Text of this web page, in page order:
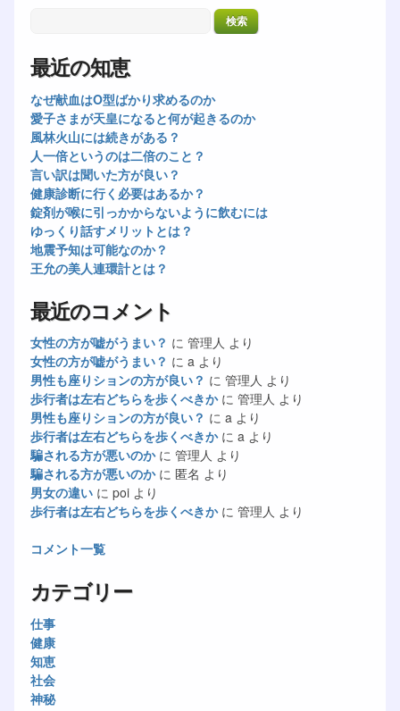
最近の知恵
なぜ献血はO型ばかり求めるのか
愛子さまが天皇になると何が起きるのか
風林火山には続きがある？
人一倍というのは二倍のこと？
言い訳は聞いた方が良い？
健康診断に行く必要はあるか？
錠剤が喉に引っかからないように飲むには
ゆっくり話すメリットとは？
地震予知は可能なのか？
王允の美人連環計とは？
最近のコメント
女性の方が嘘がうまい？ に 管理人 より
女性の方が嘘がうまい？ に aより
男性も座りションの方が良い？ に 管理人 より
歩行者は左右どちらを歩くべきかに 管理人 より
男性も座りションの方が良い？ に aより
歩行者は左右どちらを歩くべきかに aより
騙される方が悪いのかに 管理人 より
騙される方が悪いのかに 匿名 より
男女の違いに poiより
歩行者は左右どちらを歩くべきかに 管理人 より
コメント一覧
カテゴリー
仕事
健康
知恵
社会
神秘